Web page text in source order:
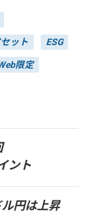
ット ESG
限定
ント
円は上昇